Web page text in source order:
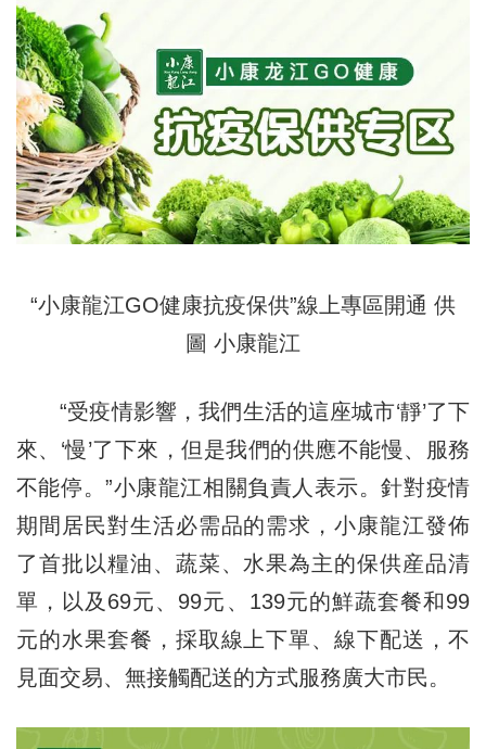
“小康龍江GO健康抗疫保供”線上專區開通 供
圖 小康龍江
“受疫情影響，我們生活的這座城市‘靜’了下
來、‘慢’了下來，但是我們的供應不能慢、服務
不能停。”小康龍江相關負責人表示。針對疫情
期間居民對生活必需品的需求，小康龍江發佈
了首批以糧油、蔬菜、水果為主的保供産品清
單，以及69元、99元、139元的鮮蔬套餐和99
元的水果套餐，採取線上下單、線下配送，不
見面交易、無接觸配送的方式服務廣大市民。